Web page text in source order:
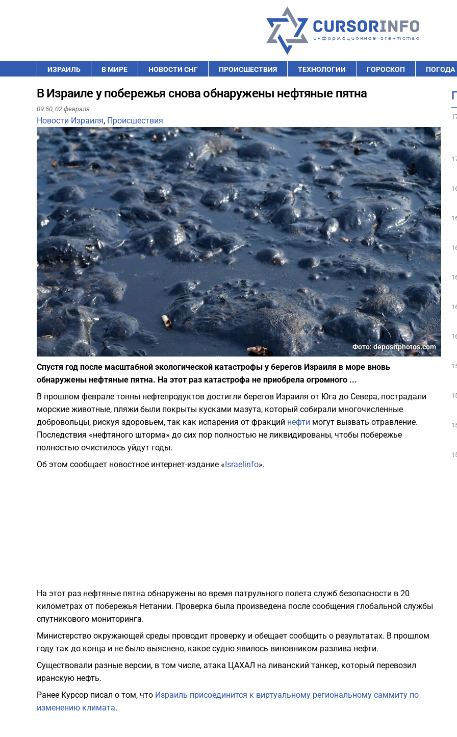
ИЗРАИЛЬ В МИРЕ НОВОСТИ СНГ ПРОИСШЕСТВИЯ ТЕХНОЛОГИИ ГОРОСКОП ПОГОДА
В Израиле у побережья снова обнаружены нефтяные пятна
09:50, 02 февраля
Новости Израиля, Происшествия
Фото: depositphotos.com
Спустя год после масштабной экологической катастрофы у берегов Израиля в море вновь
обнаружены нефтяные пятна. На этот раз катастрофа не приобрела огромного ...
В прошлом феврале тонны нефтепродуктов достигли берегов Израиля от Юга до Севера, пострадали
морские животные, пляжи были покрыты кусками мазута, который собирали многочисленные
добровольцы, рискуя здоровьем, так как испарения от фракций нефти могут вызвать отравление.
Последствия «нефтяного шторма» до сих пор полностью не ликвидированы, чтобы побережье
полностью очистилось уйдут годы.
Об этом сообщает новостное интернет-издание « Israelinfo».
На этот раз нефтяные пятна обнаружены во время патрульного полета служб безопасности в 20
километрах от побережья Нетании. Проверка была произведена после сообщения глобальной службы
спутникового мониторинга.
Министерство окружающей среды проводит проверку и обещает сообщить о результатах. В прошлом
году так до конца и не было выяснено, какое судно явилось виновником разлива нефти.
Существовали разные версии, в том числе, атака ЦАХАЛ на ливанский танкер, который перевозил
иранскую нефть.
Ранее Курсор писал о том, что Израиль присоединится к виртуальному региональному саммиту по
изменению климата.